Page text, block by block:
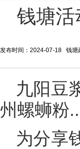
钱塘
发布时间：2024-07-18 钱塘
九阳豆
州螺蛳粉
为分享